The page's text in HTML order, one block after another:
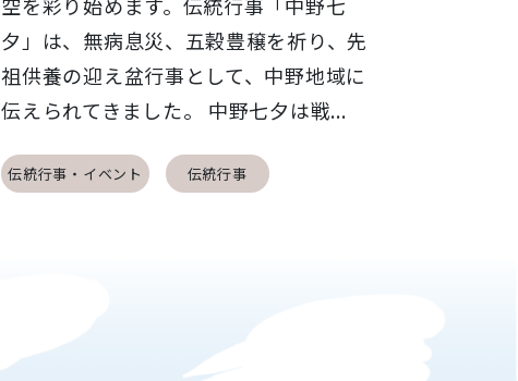
夕」は、無病息災、五穀豊穣を祈り、先
祖供養の迎え盆行事として、中野地域に
伝えられてきました。 中野七夕は戦...
伝統行事・イベント 伝統行事